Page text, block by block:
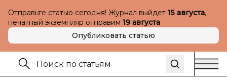
Отправьте статью сегодня! Журнал выйдет 15 августа,
печатный экземпляр отправим 19 августа
Опубликовать статью